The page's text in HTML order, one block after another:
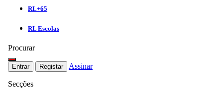
RL+65
RL Escolas
Procurar
Entrar Registar Assinar
Secções